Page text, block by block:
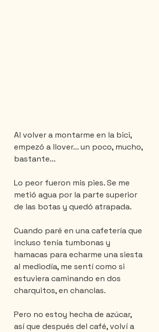
Al volver a montarme en la bici,
empezó a llover... un poco, mucho,
bastante...
Lo peor fueron mis pies. Se me
metió agua por la parte superior
de las botas y quedó atrapada.
Cuando paré en una cafetería que
incluso tenía tumbonas y
hamacas para echarme una siesta
al mediodía, me sentí como si
estuviera caminando en dos
charquitos, en chanclas.
Pero no estoy hecha de azúcar,
así que después del café, volví a